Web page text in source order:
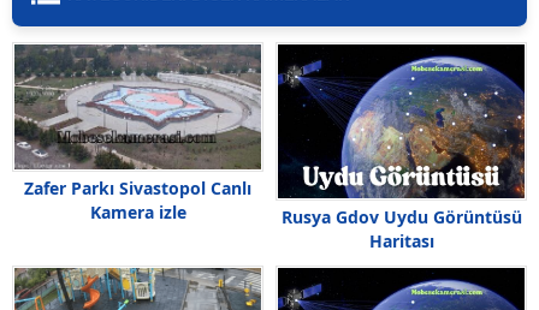
Zafer Parkı Sivastopol Canlı
Kamera izle
Rusya Gdov Uydu Görüntüsü
Haritası